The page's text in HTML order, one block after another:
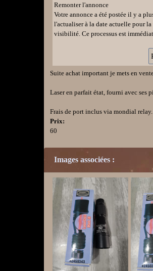
Remonter l'annonce
Votre annonce a été postée il y a
l'actualiser à la date actuelle pour
visibilité. Ce processus est
Suite achat important je mets en
Laser en parfait état, fourni avec ses
Frais de port inclus via mondial relay.
Prix:
60
Images associées :